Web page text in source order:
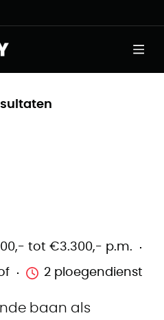
tot €3.300,- p.m.
2 ploegendienst
baan als